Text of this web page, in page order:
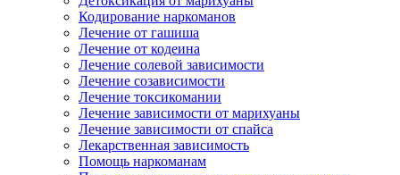
Кодирование наркоманов
Лечение от гашиша
Лечение от кодеина
Лечение солевой зависимости
Лечение созависимости
Лечение токсикомании
Лечение зависимости от марихуаны
Лечение зависимости от спайса
Лекарственная зависимость
Помощь наркоманам